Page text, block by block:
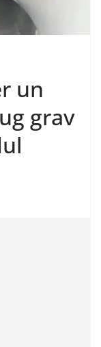
un
grav